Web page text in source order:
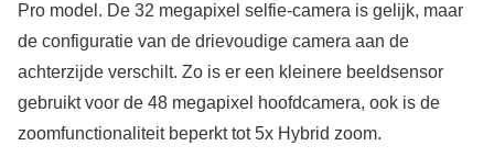
Pro model. De 32 megapixel selfie-camera is gelijk, maar
de configuratie van de drievoudige camera aan de
achterzijde verschilt. Zo is er een kleinere beeldsensor
gebruikt voor de 48 megapixel hoofdcamera, ook is de
zoomfunctionaliteit beperkt tot 5x Hybrid zoom.